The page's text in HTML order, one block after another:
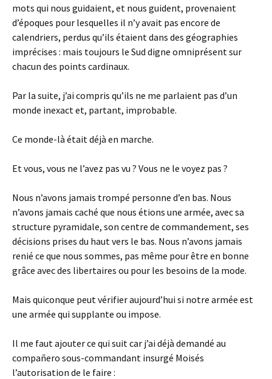
mots qui nous guidaient, et nous guident, provenaient
d’époques pour lesquelles il n’y avait pas encore de
calendriers, perdus qu’ils étaient dans des géographies
imprécises : mais toujours le Sud digne omniprésent sur
chacun des points cardinaux.
Par la suite, j’ai compris qu’ils ne me parlaient pas d’un
monde inexact et, partant, improbable.
Ce monde-là était déjà en marche.
Et vous, vous ne l’avez pas vu ? Vous ne le voyez pas ?
Nous n’avons jamais trompé personne d’en bas. Nous
n’avons jamais caché que nous étions une armée, avec sa
structure pyramidale, son centre de commandement, ses
décisions prises du haut vers le bas. Nous n’avons jamais
renié ce que nous sommes, pas même pour être en bonne
grâce avec des libertaires ou pour les besoins de la mode.
Mais quiconque peut vérifier aujourd’hui si notre armée est
une armée qui supplante ou impose.
Il me faut ajouter ce qui suit car j’ai déjà demandé au
compañero sous-commandant insurgé Moisés
l’autorisation de le faire :